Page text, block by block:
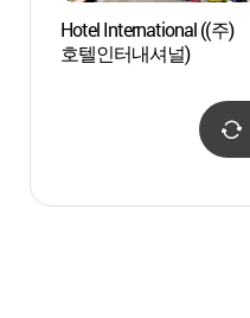
Hotel International ((주)
호텔인터내셔널)